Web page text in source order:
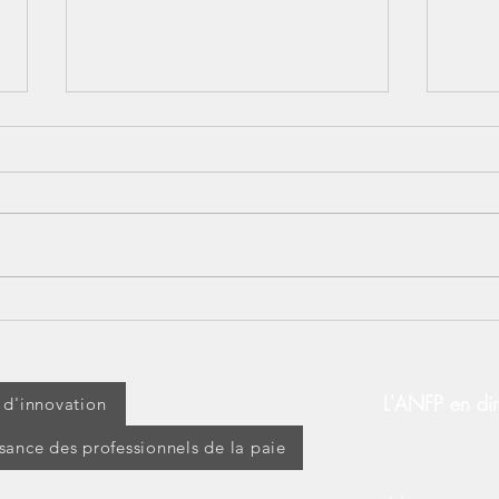
des professionnels de la paie